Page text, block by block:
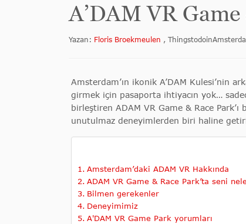
A’DAM VR
Yazan: Floris Broekmeulen ,
Amsterdam’ın ikonik A’DAM Kulesi’nin
girmek için pasaporta ihtiyacın yok…
birleştiren ADAM VR Game & Race Park’ı
unutulmaz deneyimlerden biri haline
Amsterdam’daki ADAM VR Hakkında
ADAM VR Game & Race Park’ta seni
Bilmen gerekenler
Deneyimimiz
A'DAM VR Game Park yorumları